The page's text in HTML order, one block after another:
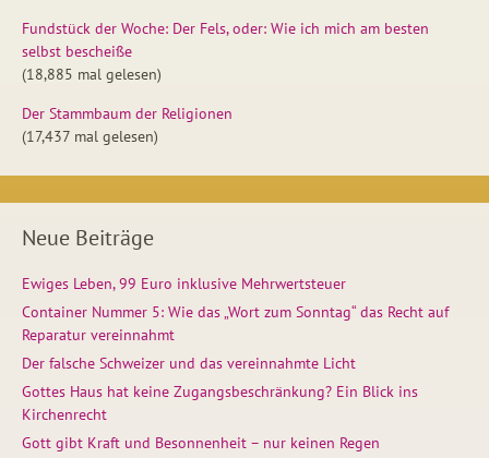
Fundstück der Woche: Der Fels, oder: Wie ich mich am besten
selbst bescheiße
(18,885 mal gelesen)
Der Stammbaum der Religionen
(17,437 mal gelesen)
Neue Beiträge
Ewiges Leben, 99 Euro inklusive Mehrwertsteuer
Container Nummer 5: Wie das „Wort zum Sonntag“ das Recht auf
Reparatur vereinnahmt
Der falsche Schweizer und das vereinnahmte Licht
Gottes Haus hat keine Zugangsbeschränkung? Ein Blick ins
Kirchenrecht
Gott gibt Kraft und Besonnenheit – nur keinen Regen